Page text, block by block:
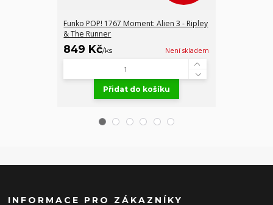
Funko POP! 1767 Moment: Alien 3 - Ripley
& The Runner
849 Kč/ks Není skladem
Přidat do košíku
INFORMACE PRO ZÁKAZNÍKY